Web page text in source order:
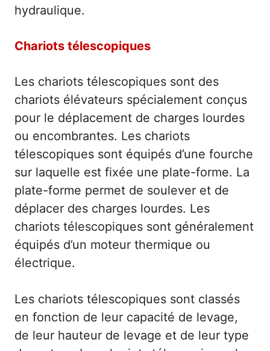
hydraulique.
Chariots télescopiques
Les chariots télescopiques sont des
chariots élévateurs spécialement conçus
pour le déplacement de charges lourdes
ou encombrantes. Les chariots
télescopiques sont équipés d’une fourche
sur laquelle est fixée une plate-forme. La
plate-forme permet de soulever et de
déplacer des charges lourdes. Les
chariots télescopiques sont généralement
équipés d’un moteur thermique ou
électrique.
Les chariots télescopiques sont classés
en fonction de leur capacité de levage,
de leur hauteur de levage et de leur type